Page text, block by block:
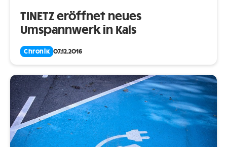
TINETZ eröffnet neues
Umspannwerk in Kals
Chronik 07.12.2016